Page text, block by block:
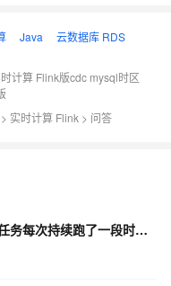
Java
云数据库 RDS
计算 Flink版cdc mysql时区
> 实时计算 Flink > 问答
flink cdc(mysql) -> elasticsearch7, 任务每次持续跑了一段时间之后